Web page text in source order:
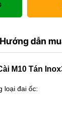
Hướng dẫn
M10 Tán
loại đai ốc: